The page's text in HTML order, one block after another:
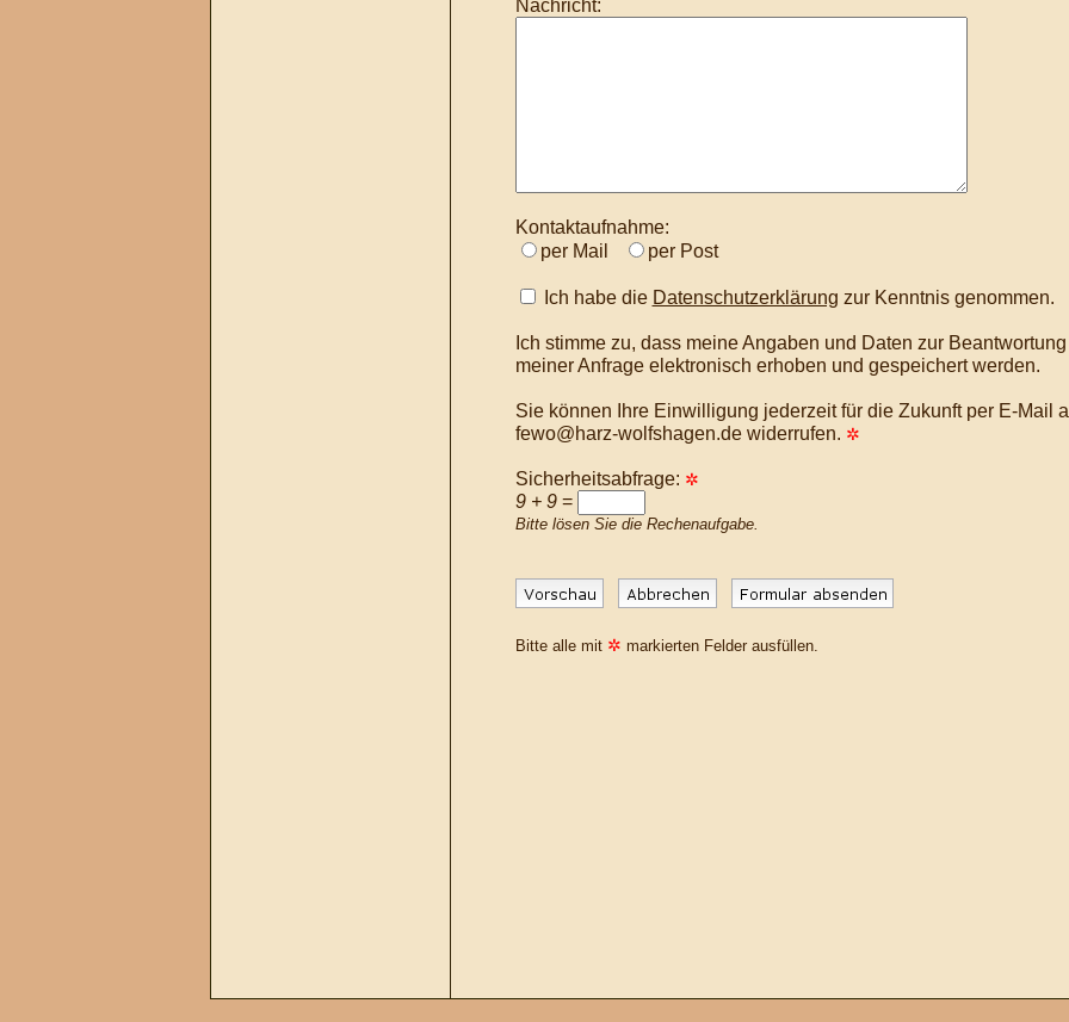
Nachricht:
Kontaktaufnahme:
per Mail
per Post
Ich habe die Datenschutzerklärung zur Kenntnis genommen.
Ich stimme zu, dass meine Angaben und Daten zur Beantwortung
meiner Anfrage elektronisch erhoben und gespeichert werden.
Sie können Ihre Einwilligung jederzeit für die Zukunft per E-Mail
fewo@harz-wolfshagen.de widerrufen. ✲
Sicherheitsabfrage: ✲
9 + 9=
Bitte lösen Sie die Rechenaufgabe.
Bitte alle mit ✲ markierten Felder ausfüllen.